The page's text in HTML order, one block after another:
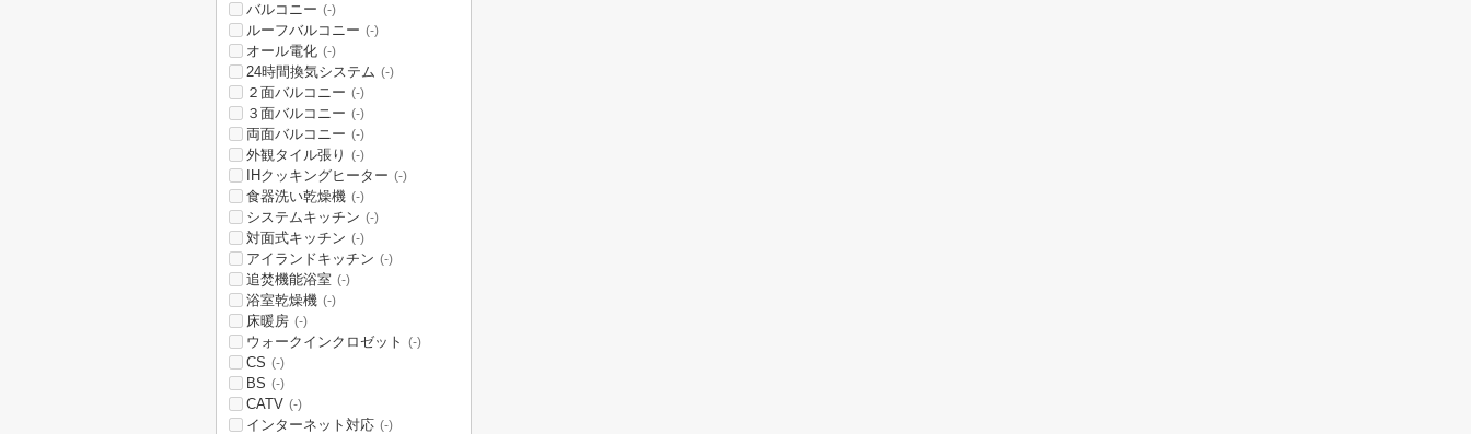
バルコニー (-)
ルーフバルコニー (-)
オール電化 (-)
24時間換気システム (-)
２面バルコニー (-)
３面バルコニー (-)
両面バルコニー (-)
外観タイル張り (-)
IHクッキングヒーター (-)
食器洗い乾燥機 (-)
システムキッチン (-)
対面式キッチン (-)
アイランドキッチン (-)
追焚機能浴室 (-)
浴室乾燥機 (-)
床暖房 (-)
ウォークインクロゼット (-)
CS (-)
BS (-)
CATV (-)
インターネット対応 (-)